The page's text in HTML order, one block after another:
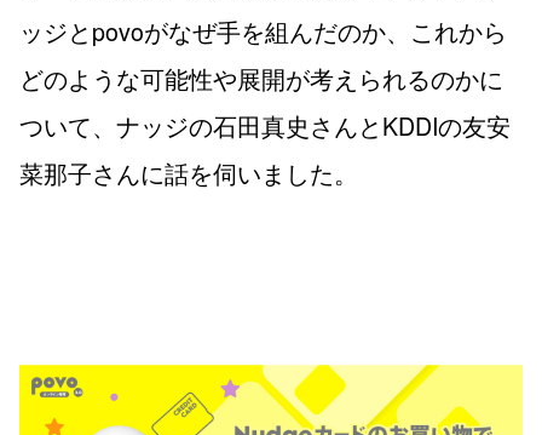
ッジとpovoがなぜ手を組んだのか、これから
どのような可能性や展開が考えられるのかに
ついて、ナッジの石田真史さんとKDDIの友安
菜那子さんに話を伺いました。